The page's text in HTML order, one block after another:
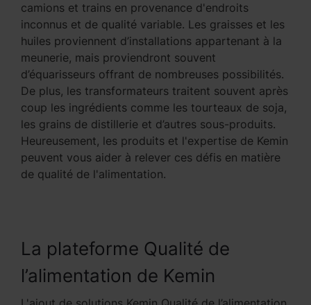
camions et trains en provenance d'endroits
inconnus et de qualité variable. Les graisses et les
huiles proviennent d’installations appartenant à la
meunerie, mais proviendront souvent
d’équarisseurs offrant de nombreuses possibilités.
De plus, les transformateurs traitent souvent après
coup les ingrédients comme les tourteaux de soja,
les grains de distillerie et d’autres sous-produits.
Heureusement, les produits et l'expertise de Kemin
peuvent vous aider à relever ces défis en matière
de qualité de l'alimentation.
La plateforme Qualité de
l’alimentation de Kemin